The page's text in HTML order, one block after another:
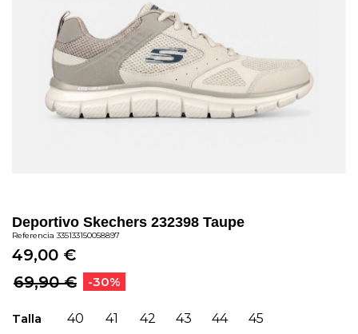
Deportivo Skechers 232398 Taupe
Referencia 335133150058897
49,00 €
69,90 €
-30%
Talla 40 41 42 43 44 45